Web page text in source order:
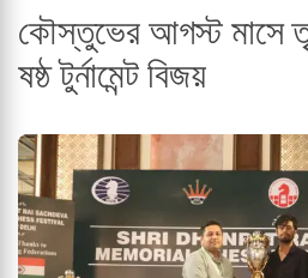
কৌস্তুভের আগস্ট মাসে
ষষ্ঠ টুর্নামেন্ট বিজয়